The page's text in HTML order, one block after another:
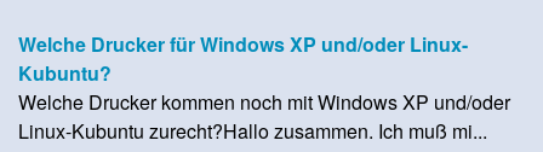
Welche Drucker für Windows XP und/oder Linux-
Kubuntu?
Welche Drucker kommen noch mit Windows XP und/oder
Linux-Kubuntu zurecht?Hallo zusammen. Ich muß mi...